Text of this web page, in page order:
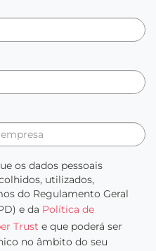
os dados pessoais
utilizados,
do Regulamento Geral
e da Política de
Trust e que poderá ser
no âmbito do seu